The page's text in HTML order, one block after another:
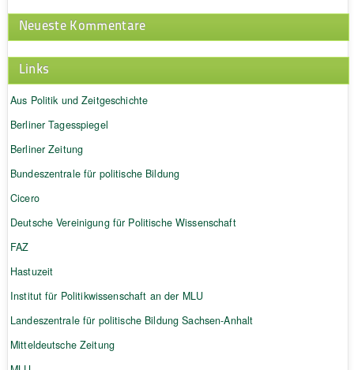
Neueste Kommentare
Links
Aus Politik und Zeitgeschichte
Berliner Tagesspiegel
Berliner Zeitung
Bundeszentrale für politische Bildung
Cicero
Deutsche Vereinigung für Politische Wissenschaft
FAZ
Hastuzeit
Institut für Politikwissenschaft an der MLU
Landeszentrale für politische Bildung Sachsen-Anhalt
Mitteldeutsche Zeitung